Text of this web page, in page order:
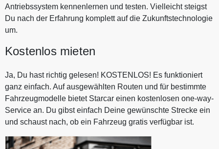
Antriebssystem kennenlernen und testen. Vielleicht steigst
Du nach der Erfahrung komplett auf die Zukunftstechnologie
um.
Kostenlos mieten
Ja, Du hast richtig gelesen! KOSTENLOS! Es funktioniert
ganz einfach. Auf ausgewählten Routen und für bestimmte
Fahrzeugmodelle bietet Starcar einen kostenlosen one-way-
Service an. Du gibst einfach Deine gewünschte Strecke ein
und schaust nach, ob ein Fahrzeug gratis verfügbar ist.